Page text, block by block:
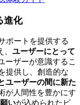
進化
ポートを提供する
ユーザーにとって
ーザーが意識するこ
提供し、創造的な
ユーザーの間に新た
が人間性を豊かにす
いが込められたビ